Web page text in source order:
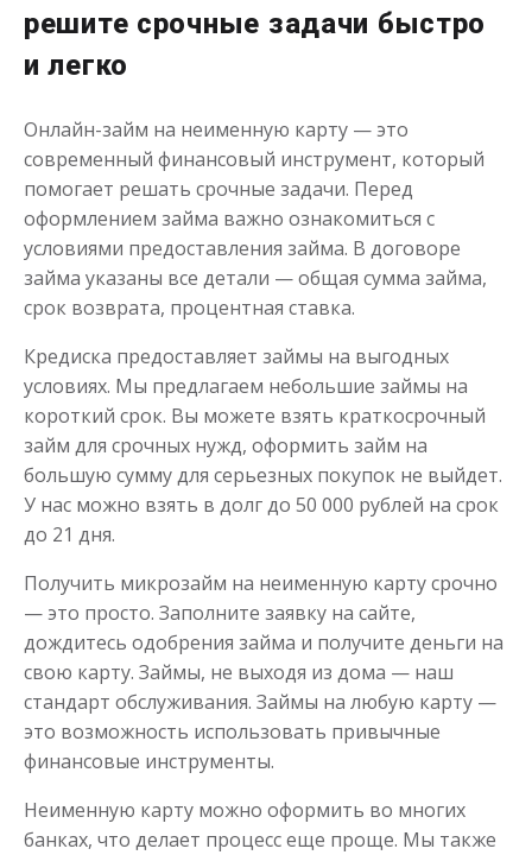
решите срочные задачи быстро
и легко
Онлайн-займ на неименную карту — это
современный финансовый инструмент, который
помогает решать срочные задачи. Перед
оформлением займа важно ознакомиться с
условиями предоставления займа. В договоре
займа указаны все детали — общая сумма займа,
срок возврата, процентная ставка.
Кредиска предоставляет займы на выгодных
условиях. Мы предлагаем небольшие займы на
короткий срок. Вы можете взять краткосрочный
займ для срочных нужд, оформить займ на
большую сумму для серьезных покупок не выйдет.
У нас можно взять в долг до 50 000 рублей на срок
до 21 дня.
Получить микрозайм на неименную карту срочно
— это просто. Заполните заявку на сайте,
дождитесь одобрения займа и получите деньги на
свою карту. Займы, не выходя из дома — наш
стандарт обслуживания. Займы на любую карту —
это возможность использовать привычные
финансовые инструменты.
Неименную карту можно оформить во многих
банках, что делает процесс еще проще. Мы также